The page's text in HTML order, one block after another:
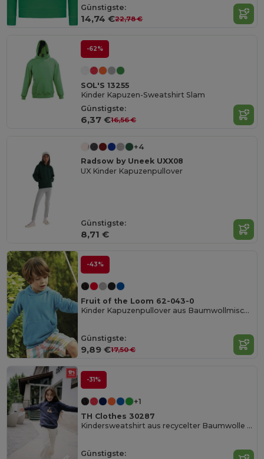
Günstigste:
14,74 €22,78 €
-62%
SOL'S 13255
Kinder Kapuzen-Sweatshirt Slam
Günstigste:
6,37 €16,56 €
+4
Radsow by Uneek UXX08
UX Kinder Kapuzenpullover
Günstigste:
8,71 €
-43%
Fruit of the Loom 62-043-0
Kinder Kapuzenpullover aus Baumwollmischung
Günstigste:
9,89 €17,50 €
-31%
+1
TH Clothes 30287
Kindersweatshirt aus recycelter Baumwolle und Polyester
Günstigste: